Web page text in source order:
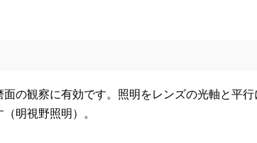
の観察に有効です。照明をレンズの光軸と平
明視野照明）。